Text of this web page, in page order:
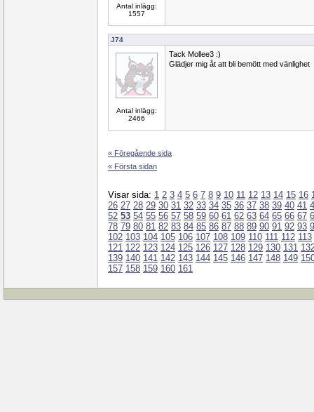
Antal inlägg:
1557
J74
Antal inlägg:
2466
Tack Mollee3 :)
Glädjer mig åt att bli bemött med vänlighet
« Föregående sida
« Första sidan
Visar sida: 1 2 3 4 5 6 7 8 9 10 11 12 13 14 15 16
26 27 28 29 30 31 32 33 34 35 36 37 38 39 40 41
52 53 54 55 56 57 58 59 60 61 62 63 64 65 66 67
78 79 80 81 82 83 84 85 86 87 88 89 90 91 92 93
102 103 104 105 106 107 108 109 110 111 112 113
121 122 123 124 125 126 127 128 129 130 131
139 140 141 142 143 144 145 146 147 148 149
157 158 159 160 161